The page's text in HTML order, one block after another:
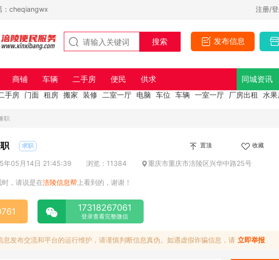
：cheqiangwx 注册/
发布信息
商铺 车辆 二手房 便民 供求 同城资讯
手房 门面 租房 搬家 装修 二室一厅 电脑 车位 车辆 一室一厅 厂房出租
水
职
求职 置顶 收藏
年05月14日 21:45:39 浏览：11384 重庆市重庆市涪陵区兴华中路25号
时，请说是在涪陵信息帮 上看到的，谢谢！
17318267061
登录查看完整微信
息发布交流和平台的运行维护，请谨慎判断信息真伪。如遇虚假诈骗信息，请 立即举报